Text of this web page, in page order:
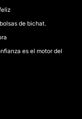
de bichat.
es el motor del